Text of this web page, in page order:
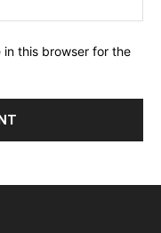
in this browser for the